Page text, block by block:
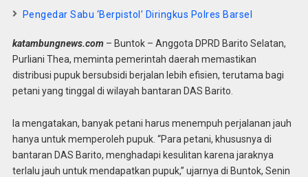
Pengedar Sabu ‘Berpistol’ Diringkus Polres Barsel
katambungnews.com – Buntok – Anggota DPRD Barito Selatan,
Purliani Thea, meminta pemerintah daerah memastikan
distribusi pupuk bersubsidi berjalan lebih efisien, terutama bagi
petani yang tinggal di wilayah bantaran DAS Barito.
Ia mengatakan, banyak petani harus menempuh perjalanan jauh
hanya untuk memperoleh pupuk. “Para petani, khususnya di
bantaran DAS Barito, menghadapi kesulitan karena jaraknya
terlalu jauh untuk mendapatkan pupuk,” ujarnya di Buntok, Senin